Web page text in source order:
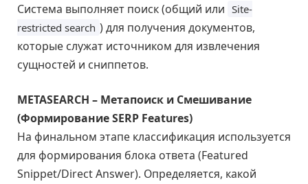
Система выполняет поиск (общий или Site-
restricted search ) для получения документов,
которые служат источником для извлечения
сущностей и сниппетов.
METASEARCH – Метапоиск и Смешивание
(Формирование SERP Features)
На финальном этапе классификация используется
для формирования блока ответа (Featured
Snippet/Direct Answer). Определяется, какой